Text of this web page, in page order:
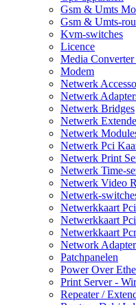
Gsm & Umts
Gsm & Umts-
Kvm-switches
Licence
Media
Modem
Netwerk
Netwerk
Netwerk Bridges
Netwerk
Netwerk
Netwerk Pci
Netwerk Print
Netwerk Time-
Netwerk Video
Netwerk-
Netwerkkaart
Netwerkkaart
Netwerkkaart
Network
Patchpanelen
Power Over
Print Server -
Repeater /